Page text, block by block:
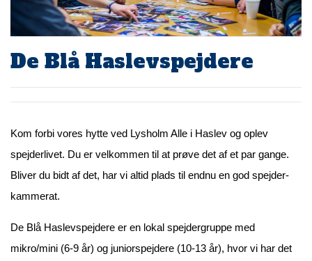
De Blå Haslevspejdere
Kom forbi vores hytte ved Lysholm Alle i Haslev og oplev
spejderlivet. Du er velkommen til at prøve det af et par gange.
Bliver du bidt af det, har vi altid plads til endnu en god spejder-
kammerat.
De Blå Haslevspejdere er en lokal spejdergruppe med
mikro/mini (6-9 år) og juniorspejdere (10-13 år), hvor vi har det